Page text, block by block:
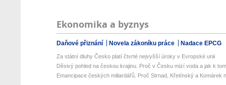
Ekonomika a byznys
Daňové přiznání Novela zákoníku práce Nadace EPCG
Za státní dluhy Česko platí čtvrté nejvyšší úroky v Evropské unii
Děsivý pohled na českou krajinu. Proč v Česku mizí voda a jak k
Emancipace českých miliardářů. Proč Strnad, Křetínský a Komárek